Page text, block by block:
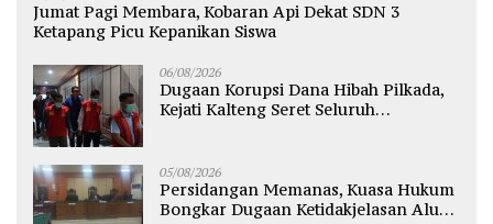
Jumat Pagi Membara, Kobaran Api Dekat SDN 3
Ketapang Picu Kepanikan Siswa
06/08/2026
Dugaan Korupsi Dana Hibah Pilkada,
Kejati Kalteng Seret Seluruh
05/08/2026
Persidangan Memanas, Kuasa Hukum
Bongkar Dugaan Ketidakjelasan Alur